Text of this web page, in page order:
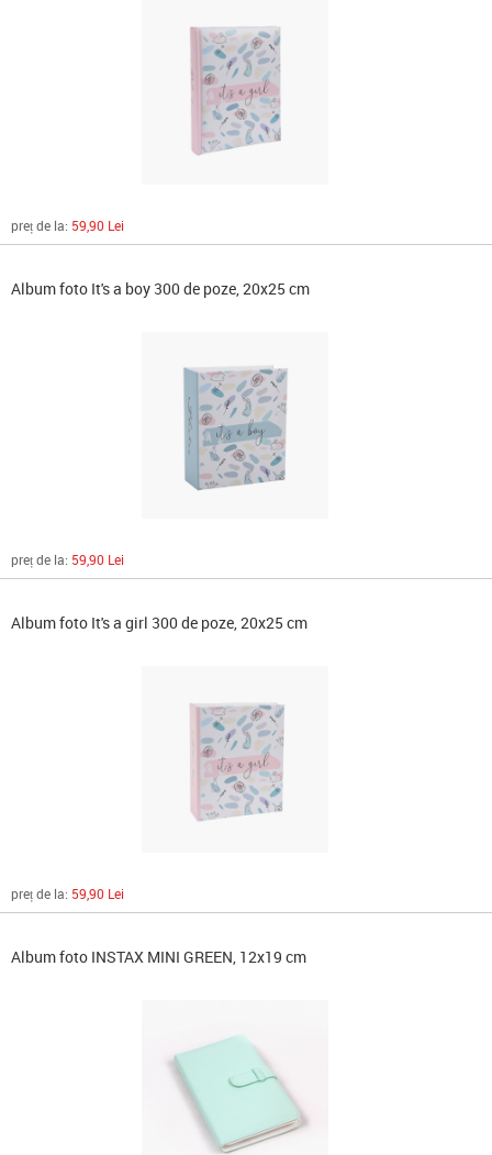
preț de la: 59,90 Lei
Album foto It's a boy 300 de poze, 20x25 cm
preț de la: 59,90 Lei
Album foto It's a girl 300 de poze, 20x25 cm
preț de la: 59,90 Lei
Album foto INSTAX MINI GREEN, 12x19 cm